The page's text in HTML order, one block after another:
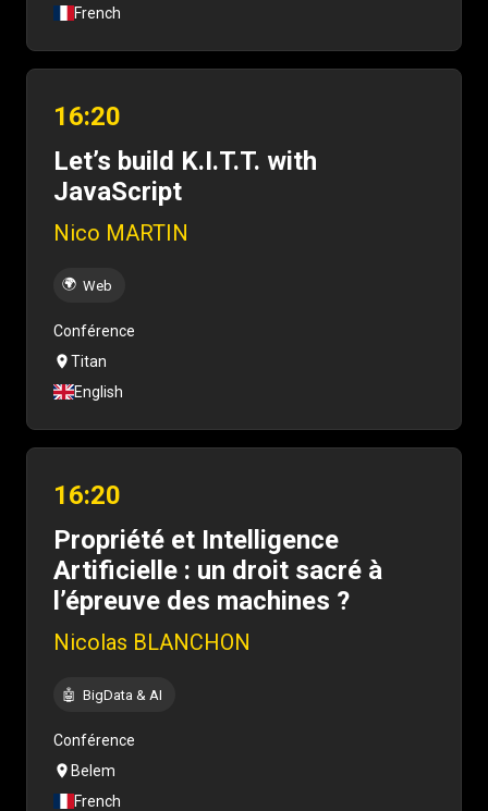
French
16:20
Let’s build K.I.T.T. with
JavaScript
Nico MARTIN
🌍 Web
Conférence
Titan
English
16:20
Propriété et Intelligence
Artificielle : un droit sacré à
l’épreuve des machines ?
Nicolas BLANCHON
🤖 BigData & AI
Conférence
Belem
French